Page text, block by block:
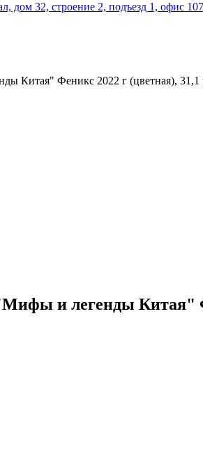
дом 32, строение 2, подъезд 1, офис
Китая" Феникс 2022 г (цветная), 31,1
и легенды Китая"